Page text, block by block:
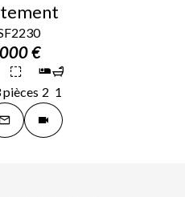
€
pièces 2 1